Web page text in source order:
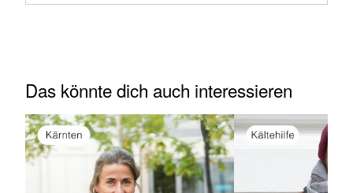
Das könnte dich auch interessieren